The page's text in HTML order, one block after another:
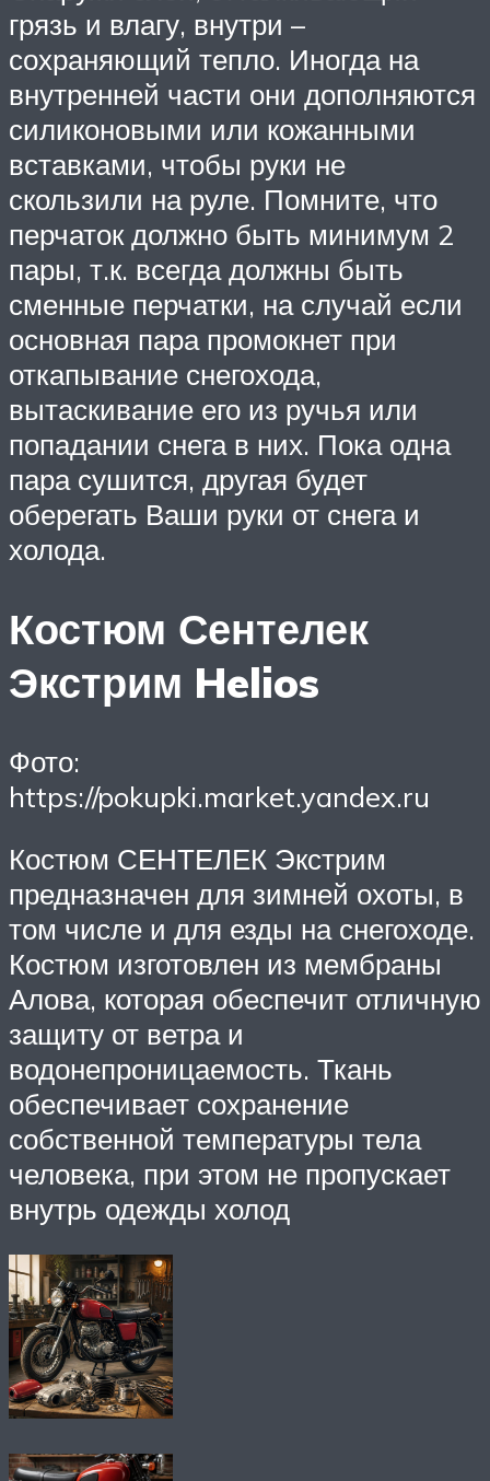
грязь и влагу, внутри –
сохраняющий тепло. Иногда на
внутренней части они дополняются
силиконовыми или кожанными
вставками, чтобы руки не
скользили на руле. Помните, что
перчаток должно быть минимум 2
пары, т.к. всегда должны быть
сменные перчатки, на случай если
основная пара промокнет при
откапывание снегохода,
вытаскивание его из ручья или
попадании снега в них. Пока одна
пара сушится, другая будет
оберегать Ваши руки от снега и
холода.
Костюм Сентелек
Экстрим Helios
Фото:
https://pokupki.market.yandex.ru
Костюм СЕНТЕЛЕК Экстрим
предназначен для зимней охоты, в
том числе и для езды на снегоходе.
Костюм изготовлен из мембраны
Алова, которая обеспечит отличную
защиту от ветра и
водонепроницаемость. Ткань
обеспечивает сохранение
собственной температуры тела
человека, при этом не пропускает
внутрь одежды холод